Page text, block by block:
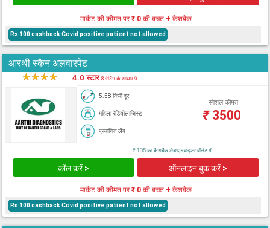
मार्केट की कीमत पर₹ 0की बचत + कैशबैक
Rs 100 cashback Covid positive patient not allowed
आरथी स्कैन अलवारपेट
★★★★ 4.0 स्टार8 रेटिंग के आधार पे
5.58 किमी दूर
महिला रेडियोलाजिस्ट
प्रमाणित लैब
स्पेशल कीमत
₹3500
₹ 105 का कैशबैक लैब्सएडवाइजर वॉलेट में
कॉल करें > ऑनलाइन बुक करें >
मार्केट की कीमत पर₹ 0की बचत + कैशबैक
Rs 100 cashback Covid positive patient not allowed